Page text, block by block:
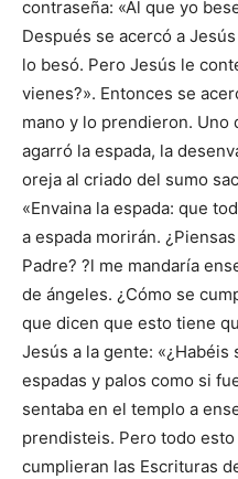
contraseña: «Al que yo
Después se acercó a
lo besó. Pero Jesús le
vienes?». Entonces se
mano y lo prendieron. Uno
agarró la espada, la
oreja al criado del sumo
«Envaina la espada: que
a espada morirán.
Padre? ?l me mandaría
de ángeles. ¿Cómo se
que dicen que esto tiene
Jesús a la gente:
espadas y palos como si
sentaba en el templo a
prendisteis. Pero todo
cumplieran las Escrituras